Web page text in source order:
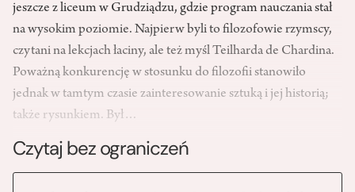
jeszcze z liceum w Grudziądzu, gdzie program nauczania stał
na wysokim poziomie. Najpierw byli to filozofowie rzymscy,
czytani na lekcjach łaciny, ale też myśl Teilharda de Chardina.
Poważną konkurencję w stosunku do filozofii stanowiło
jednak w tamtym czasie zainteresowanie sztuką i jej historią;
także rysunkiem. Był…
Czytaj bez ograniczeń